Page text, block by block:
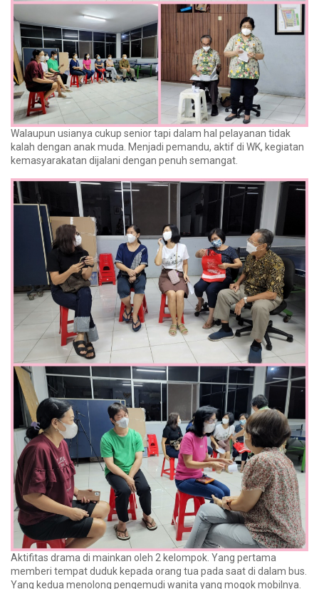
Walaupun usianya cukup senior tapi dalam hal pelayanan tidak
kalah dengan anak muda. Menjadi pemandu, aktif di WK, kegiatan
kemasyarakatan dijalani dengan penuh semangat.
Aktifitas drama di mainkan oleh 2 kelompok. Yang pertama
memberi tempat duduk kepada orang tua pada saat di dalam bus.
Yang kedua menolong pengemudi wanita yang mogok mobilnya.